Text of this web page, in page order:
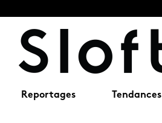
Reportages Tendances